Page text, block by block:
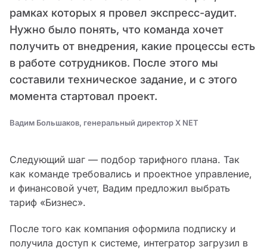
рамках которых я провел экспресс-аудит.
Нужно было понять, что команда хочет
получить от внедрения, какие процессы есть
в работе сотрудников. После этого мы
составили техническое задание, и с этого
момента стартовал проект.
Вадим Большаков, генеральный директор X NET
Следующий шаг — подбор тарифного плана. Так
как команде требовались и проектное управление,
и финансовой учет, Вадим предложил выбрать
тариф «Бизнес»‎.
После того как компания оформила подписку и
получила доступ к системе, интегратор загрузил в